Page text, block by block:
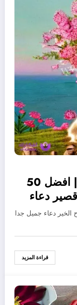
صباح الخير دعاء جميل جدا | افضل 50
دعاء
الخير دعاء جميل جدا
قراءة المزيد